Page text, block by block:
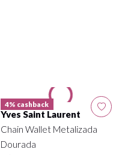
4% cashback
Yves Saint Laurent
Chain Wallet Metalizada
Dourada